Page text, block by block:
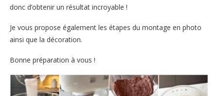
donc d’obtenir un résultat incroyable !
Je vous propose également les étapes du montage en photo
ainsi que la décoration.
Bonne préparation à vous !